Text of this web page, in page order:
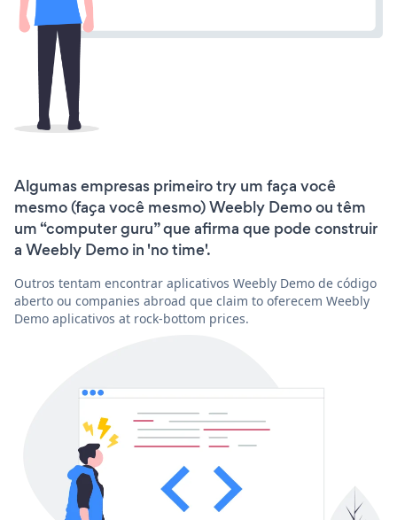
Algumas empresas primeiro try um faça você
mesmo (faça você mesmo) Weebly Demo ou têm
um “computer guru” que afirma que pode construir
a Weebly Demo in 'no time'.
Outros tentam encontrar aplicativos Weebly Demo de código
aberto ou companies abroad que claim to oferecem Weebly
Demo aplicativos at rock-bottom prices.